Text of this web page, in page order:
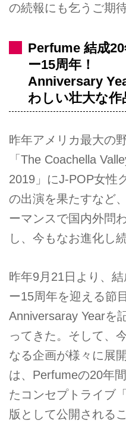
の続報にも乞うご期
Perfume 結成
ー15周年！
Anniversary
わしい壮大な作
昨年アメリカ最大の
「The Coachella
2019」にJ-POP女性
の出演を果たすなど
ーマンスで国内外問
し、今もなお進化し
昨年9月21日より、
ー15周年を迎える節
Anniversaray Yearを
ってきた。そして、
なる企画が様々に展
は、Perfumeの20年
たコンセプトライブ
版として公開される